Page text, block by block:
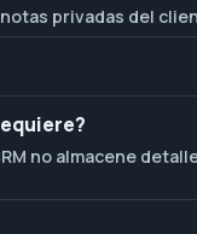
privadas del
no almacene